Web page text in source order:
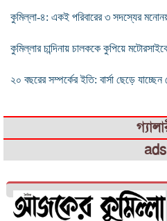
কুমিল্লা-৪: একই পরিবারের ৩ সদস্যের
কুমিল্লার চান্দিনায় চালককে কুপিয়ে
২০ বছরের সম্পর্কের ইতি: বার্সা ছেড়ে যাচ্ছেন
ads